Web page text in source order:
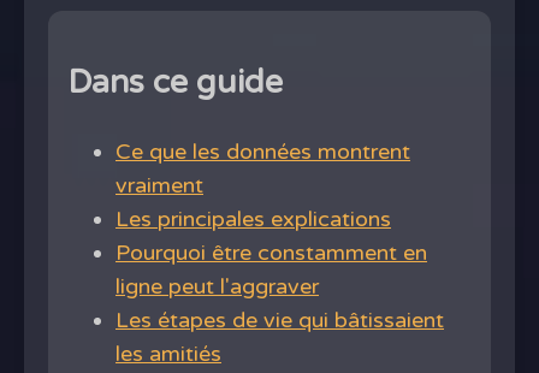
Dans ce guide
Ce que les données montrent
vraiment
Les principales explications
Pourquoi être constamment en
ligne peut l'aggraver
Les étapes de vie qui bâtissaient
les amitiés